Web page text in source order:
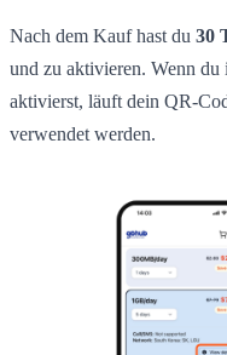
Nach dem Kauf hast du 30
und zu aktivieren. Wenn du
aktivierst, läuft dein QR-
verwendet werden.